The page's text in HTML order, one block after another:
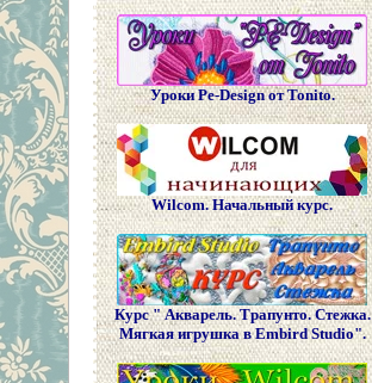
Уроки Pe-Design от Tonito.
Wilcom. Начальный курс.
Курс " Акварель. Трапунто. Стежка.
Мягкая игрушка в Embird Studio".